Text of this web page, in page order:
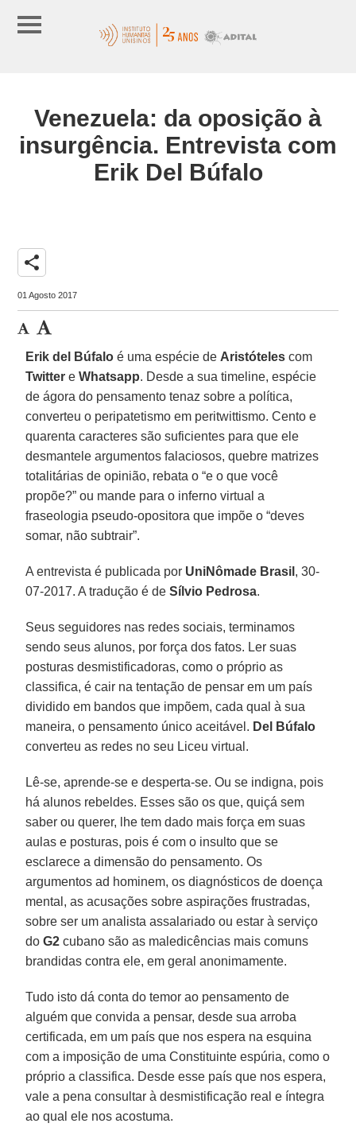
Venezuela: da oposição à
insurgência. Entrevista com
Erik Del Búfalo
share
01 Agosto 2017
Erik del Búfalo é uma espécie de Aristóteles com
Twitter eWhatsapp. Desde a sua timeline, espécie
de ágora do pensamento tenaz sobre a política,
converteu o peripatetismo em peritwittismo. Cento e
quarenta caracteres são suficientes para que ele
desmantele argumentos falaciosos, quebre matrizes
totalitárias de opinião, rebata o “e o que você
propõe?” ou mande para o inferno virtual a
fraseologia pseudo-opositora que impõe o “deves
somar, não subtrair”.
A entrevista é publicada por UniNômade Brasil , 30-
07-2017. A tradução é deSílvio Pedrosa.
Seus seguidores nas redes sociais, terminamos
sendo seus alunos, por força dos fatos. Ler suas
posturas desmistificadoras, como o próprio as
classifica, é cair na tentação de pensar em um país
dividido em bandos que impõem, cada qual à sua
maneira, o pensamento único aceitável. Del Búfalo
converteu as redes no seu Liceu virtual.
Lê-se, aprende-se e desperta-se. Ou se indigna, pois
há alunos rebeldes. Esses são os que, quiçá sem
saber ou querer, lhe tem dado mais força em suas
aulas e posturas, pois é com o insulto que se
esclarece a dimensão do pensamento. Os
argumentos ad hominem, os diagnósticos de doença
mental, as acusações sobre aspirações frustradas,
sobre ser um analista assalariado ou estar à serviço
doG2 cubano são as maledicências mais comuns
brandidas contra ele, em geral anonimamente.
Tudo isto dá conta do temor ao pensamento de
alguém que convida a pensar, desde sua arroba
certificada, em um país que nos espera na esquina
com a imposição de uma Constituinte espúria, como o
próprio a classifica. Desde esse país que nos espera,
vale a pena consultar à desmistificação real e íntegra
ao qual ele nos acostuma.